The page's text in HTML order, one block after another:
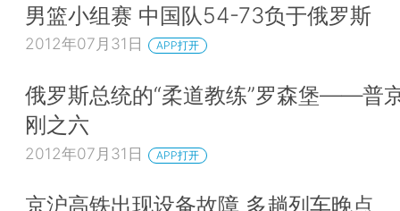
男篮小组赛 中国队54-73负于俄罗斯
2012年07月31日 APP打开
俄罗斯总统的“柔道教练”罗森堡——普
刚之六
2012年07月31日 APP打开
京沪高铁出现设备故障 多趟列车晚点